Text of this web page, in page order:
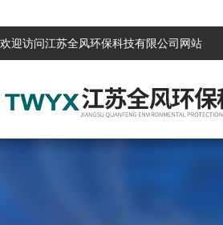
欢迎访问江苏全风环保科技有限公司网站